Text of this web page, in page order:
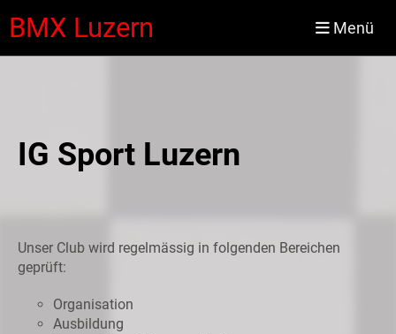
BMX Luzern Menü
IG Sport Luzern
Unser Club wird regelmässig in folgenden Bereichen
geprüft:
Organisation
Ausbildung